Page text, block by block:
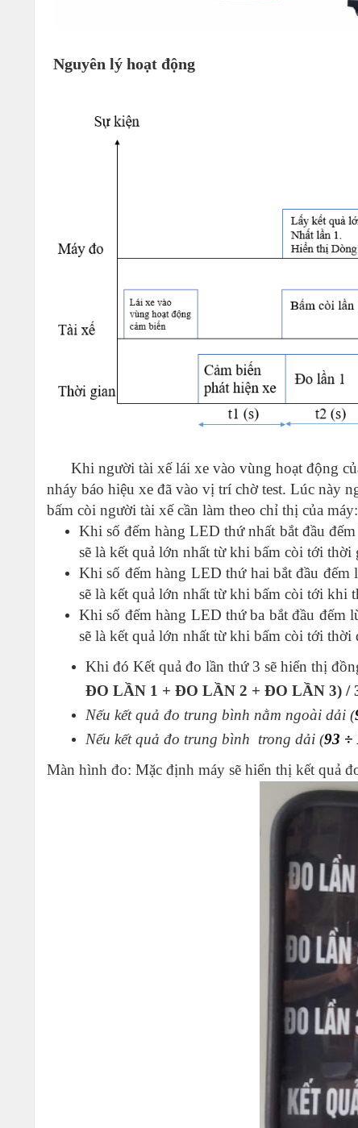
Nguyên lý hoạt động
Đồ thị
Khi người tài xế lái xe vào vùng hoạt động
nháy báo hiệu xe đã vào vị trí chờ test. Lúc này
bấm còi người tài xế cần làm theo chỉ thị của máy:
Khi số đếm hàng LED thứ nhất bắt đầu
sẽ là kết quả lớn nhất từ khi bấm còi tới
Khi số đếm hàng LED thứ hai bắt đầu
sẽ là kết quả lớn nhất từ khi bấm còi tới khi
Khi số đếm hàng LED thứ ba bắt đầu
sẽ là kết quả lớn nhất từ khi bấm còi tới thời
Khi đó Kết quả đo lần thứ 3 sẽ hiển thị
ĐO LẦN 1 + ĐO LẦN 2 + ĐO LẦN 3) /
Nếu kết quả đo trung bình nằm ngoài dải (
Nếu kết quả đo trung bình trong dải (93 ÷
Màn hình đo: Mặc định máy sẽ hiển thị kết quả